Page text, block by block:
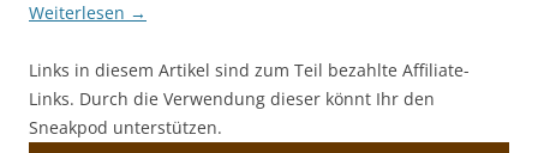
Weiterlesen →
Links in diesem Artikel sind zum Teil bezahlte Affiliate-
Links. Durch die Verwendung dieser könnt Ihr den
Sneakpod unterstützen.